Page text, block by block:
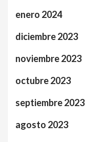
enero 2024
diciembre 2023
noviembre 2023
octubre 2023
septiembre 2023
agosto 2023